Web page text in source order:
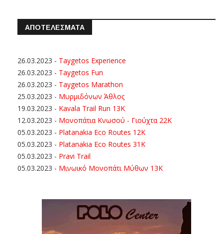
ΑΠΟΤΕΛΕΣΜΑΤΑ
26.03.2023 - Taygetos Experience
26.03.2023 - Taygetos Fun
26.03.2023 - Taygetos Marathon
25.03.2023 - Μυρμιδόνων Άθλος
19.03.2023 - Kavala Trail Run 13K
12.03.2023 - Μονοπάτια Κνωσού - Γιούχτα 22Κ
05.03.2023 - Platanakia Eco Routes 12K
05.03.2023 - Platanakia Eco Routes 31K
05.03.2023 - Pravi Trail
05.03.2023 - Μινωικό Μονοπάτι Μύθων 13Κ